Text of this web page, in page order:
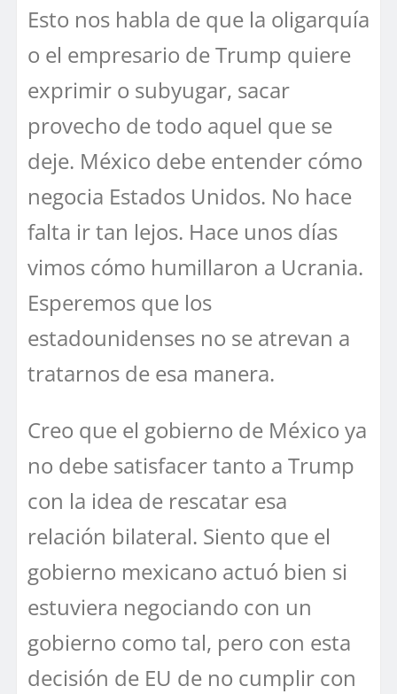
Esto nos habla de que la oligarquía
o el empresario de Trump quiere
exprimir o subyugar, sacar
provecho de todo aquel que se
deje. México debe entender cómo
negocia Estados Unidos. No hace
falta ir tan lejos. Hace unos días
vimos cómo humillaron a Ucrania.
Esperemos que los
estadounidenses no se atrevan a
tratarnos de esa manera.
Creo que el gobierno de México ya
no debe satisfacer tanto a Trump
con la idea de rescatar esa
relación bilateral. Siento que el
gobierno mexicano actuó bien si
estuviera negociando con un
gobierno como tal, pero con esta
decisión de EU de no cumplir con